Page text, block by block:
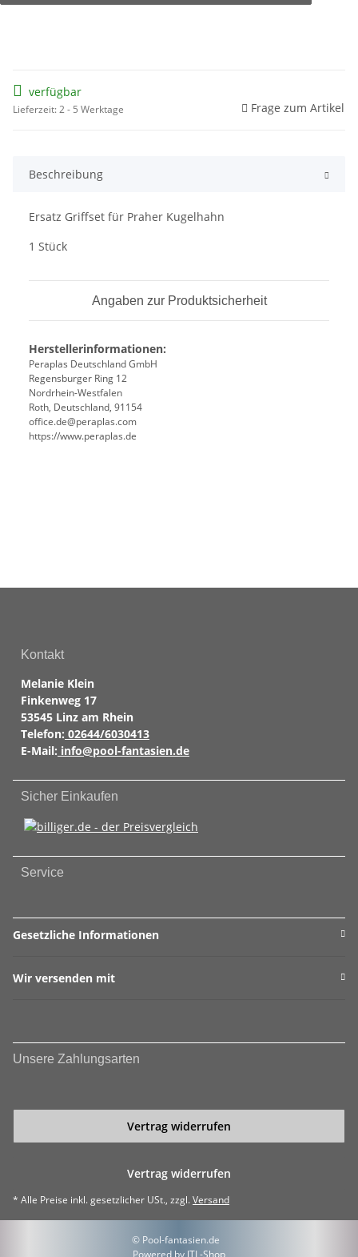
verfügbar
Lieferzeit: 2 - 5 Werktage Frage zum Artikel
Beschreibung
Ersatz Griffset für Praher Kugelhahn
1 Stück
Angaben zur Produktsicherheit
Herstellerinformationen:
Peraplas Deutschland GmbH
Regensburger Ring 12
Nordrhein-Westfalen
Roth, Deutschland, 91154
office.de@peraplas.com
https://www.peraplas.de
Kontakt
Melanie Klein
Finkenweg 17
53545 Linz am Rhein
Telefon: 02644/6030413
E-Mail: info@pool-fantasien.de
Sicher Einkaufen
Service
Gesetzliche Informationen
Wir versenden mit
Unsere Zahlungsarten
Vertrag widerrufen
Vertrag widerrufen
* Alle Preise inkl. gesetzlicher USt., zzgl.Versand
© Pool-fantasien.de
Powered by JTL-Shop